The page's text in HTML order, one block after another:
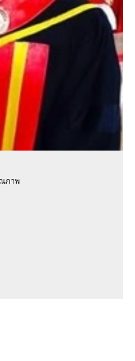
ภาพ